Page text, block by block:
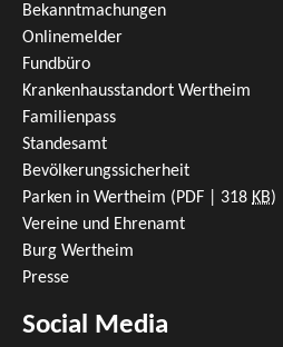
Bekanntmachungen
Onlinemelder
Fundbüro
Krankenhausstandort Wertheim
Familienpass
Standesamt
Bevölkerungssicherheit
Parken in Wertheim (PDF | 318 KB)
Vereine und Ehrenamt
Burg Wertheim
Presse
Social Media